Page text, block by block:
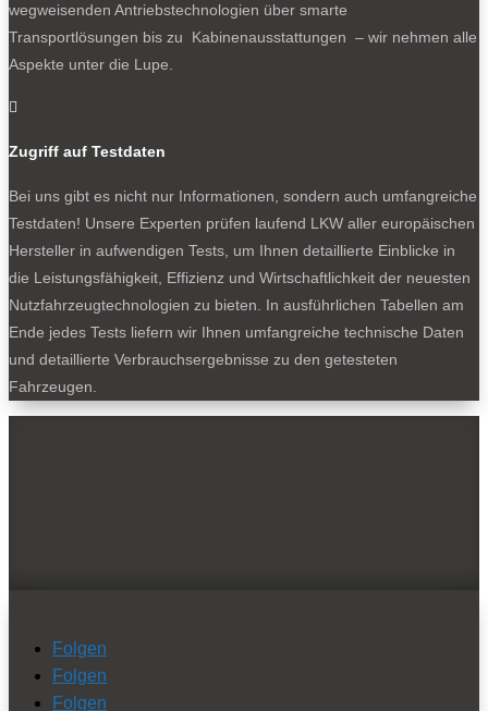
wegweisenden Antriebstechnologien über smarte
Transportlösungen bis zu Kabinenausstattungen – wir nehmen alle
Aspekte unter die Lupe.

Zugriff auf Testdaten
Bei uns gibt es nicht nur Informationen, sondern auch umfangreiche
Testdaten! Unsere Experten prüfen laufend LKW aller europäischen
Hersteller in aufwendigen Tests, um Ihnen detaillierte Einblicke in
die Leistungsfähigkeit, Effizienz und Wirtschaftlichkeit der neuesten
Nutzfahrzeugtechnologien zu bieten. In ausführlichen Tabellen am
Ende jedes Tests liefern wir Ihnen umfangreiche technische Daten
und detaillierte Verbrauchsergebnisse zu den getesteten
Fahrzeugen.
Folgen
Folgen
Folgen